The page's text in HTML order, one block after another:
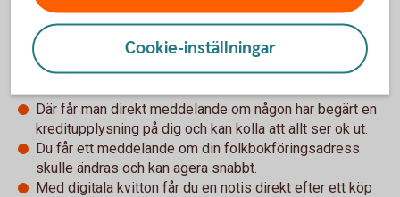
Kivra är den största digitala brevlådan idag, med knappt
fem miljoner användare, men det finns även andra. Med en
digital brevlåda får du post från myndigheter digitalt istället
för på papper.
Där får man direkt meddelande om någon har begärt en
kreditupplysning på dig och kan kolla att allt ser ok ut.
Du får ett meddelande om din folkbokföringsadress
skulle ändras och kan agera snabbt.
Med digitala kvitton får du en notis direkt efter ett köp
Cookie-inställningar